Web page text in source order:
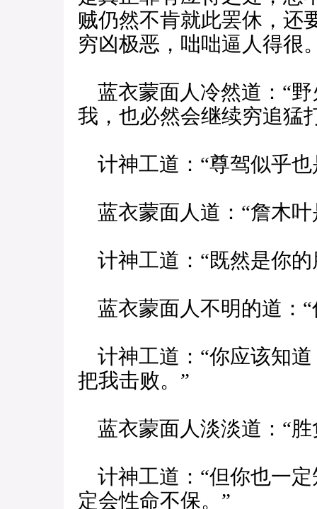
贼仍然不肯就此罢休，还
穷凶极恶，咄咄逼人得很
蓝衣蒙面人冷然道：“
我，也必然会继续穷追猛
计神工道：“尊驾似乎
蓝衣蒙面人道：“詹木叶
计神工道：“既然是你
蓝衣蒙面人不明的道：“
计神工道：“你应该知
把我击败。”
蓝衣蒙面人淡淡道：“
计神工道：“但你也一
定会性命不保。”